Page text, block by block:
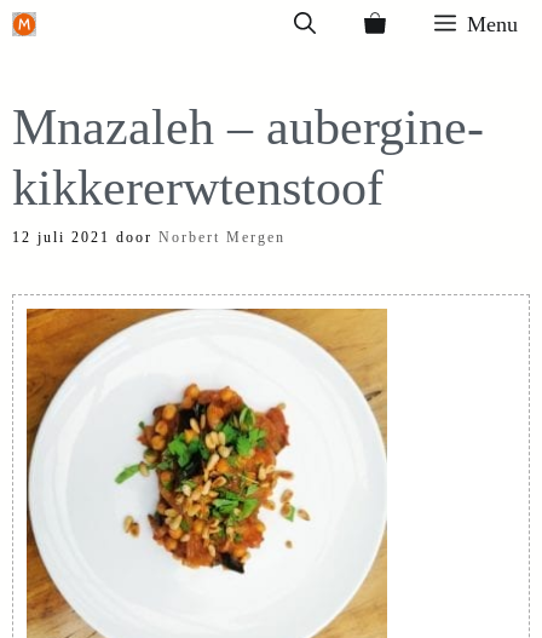
Ga
inhoud
Menu
Mnazaleh – aubergine-
kikkererwtenstoof
12 juli 2021 door Norbert Mergen